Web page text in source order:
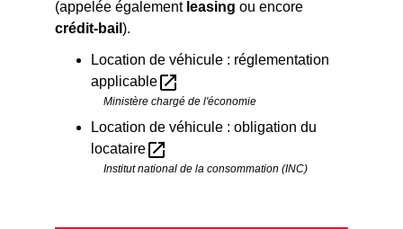
(appelée également leasing ou encore
crédit-bail).
Location de véhicule : réglementation
applicableopen_in_new
Ministère chargé de l'économie
Location de véhicule : obligation du
locataireopen_in_new
Institut national de la consommation (INC)